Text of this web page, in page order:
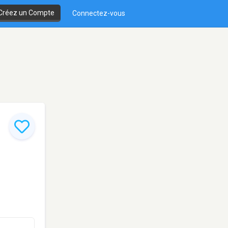
un Compte Connectez-vous